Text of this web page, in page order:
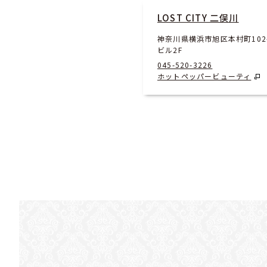
LOST CITY 二俣川
神奈川県横浜市旭区本村町
ビル2F
045-520-3226
ホットペッパービューティ